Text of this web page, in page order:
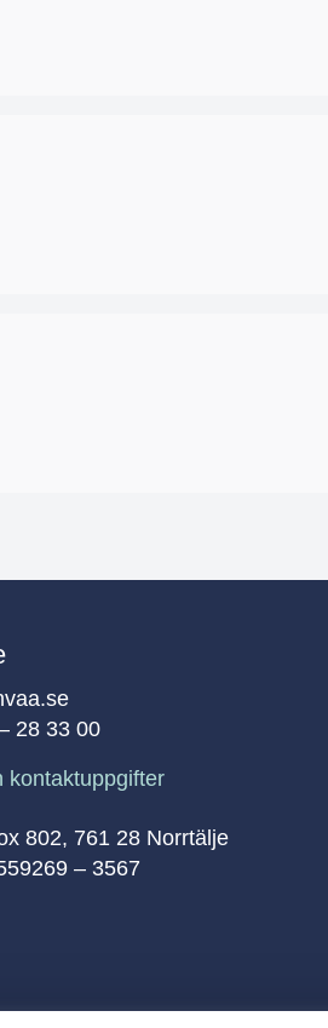
28 33 00
kontaktuppgifter
802, 761 28 Norrtälje
– 3567